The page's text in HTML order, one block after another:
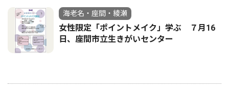
海老名・座間・綾瀬
女性限定「ポイントメイク」学ぶ ７月16
日、座間市立生きがいセンター